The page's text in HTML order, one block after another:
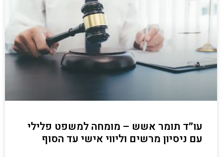
עו״ד תומר אשש – מומחה למשפט פלילי
עם ניסיון מרשים וליווי אישי עד הסוף